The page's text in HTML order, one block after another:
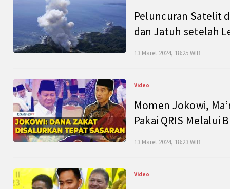
Peluncuran Satelit
dan Jatuh setelah
13 Maret 2024, 18:25 WIB
Video
Momen Jokowi,
Pakai QRIS Melalui
13 Maret 2024, 18:23 WIB
Video